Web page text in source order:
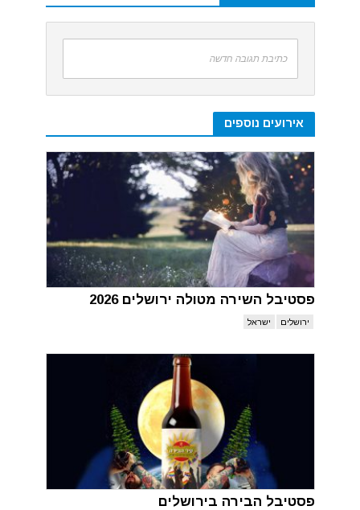
כתיבת תגובה חדשה
אירועים נוספים
פסטיבל השירה מטולה ירושלים 2026
ירושלים ישראל
פסטיבל הבירה בירושלים